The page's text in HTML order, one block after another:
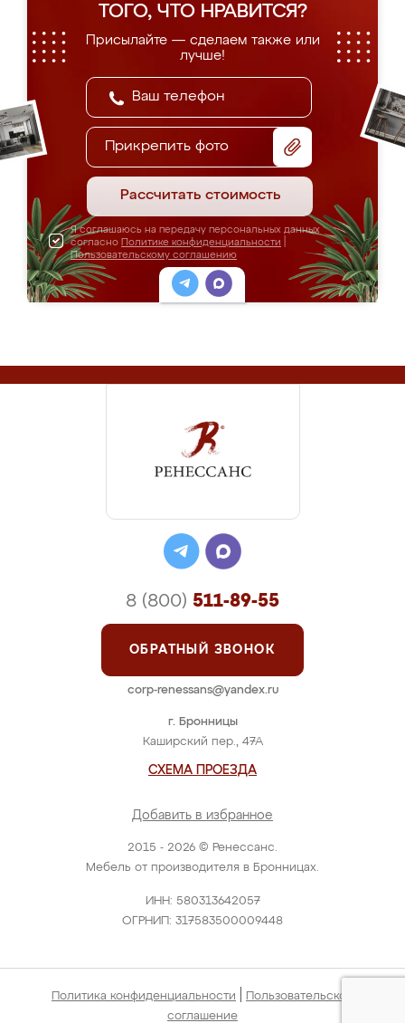
ТОГО, ЧТО НРАВИТСЯ?
Присылайте — сделаем также или
лучше!
Прикрепить фото
Рассчитать стоимость
Я соглашаюсь на передачу персональных данных
согласно Политике конфиденциальности
Пользовательскому соглашению
2015 - 2026 © Ренессанс.
Мебель от производителя в Бронницах.
ИНН: 580313642057
ОГРНИП: 317583500009448
г. Бронницы
Каширский пер., 47А
СХЕМА ПРОЕЗДА
Добавить в избранное
8 (800) 511-89-55
ОБРАТНЫЙ ЗВОНОК
corp-renessans@yandex.ru
Политика конфиденциальности
Пользовательское
соглашение